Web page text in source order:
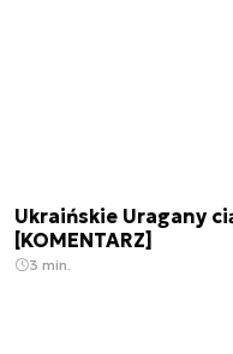
Ukraińskie Uragany
[KOMENTARZ]
3 min.